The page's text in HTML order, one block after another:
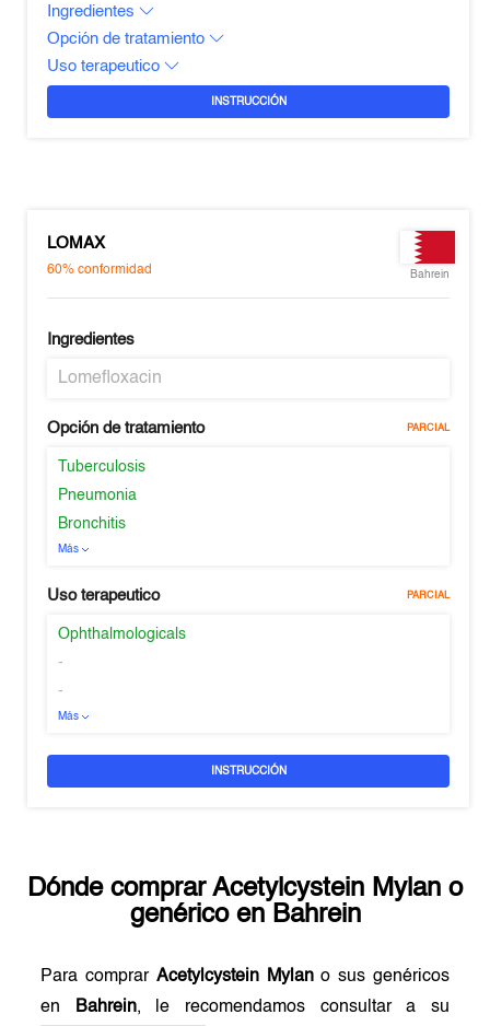
Ingredientes
Opción de tratamiento
Uso terapeutico
INSTRUCCIÓN
LOMAX
60%conformidad Bahrein
Ingredientes
Lomefloxacin
Opción de tratamiento PARCIAL
Tuberculosis
Pneumonia
Bronchitis
Más
Uso terapeutico PARCIAL
Ophthalmologicals
-
-
Más
INSTRUCCIÓN
Dónde comprar Acetylcystein Mylan o
genérico en Bahrein
Para comprar Acetylcystein Mylano sus genéricos
en
Bahrein, le recomendamos consultar a su